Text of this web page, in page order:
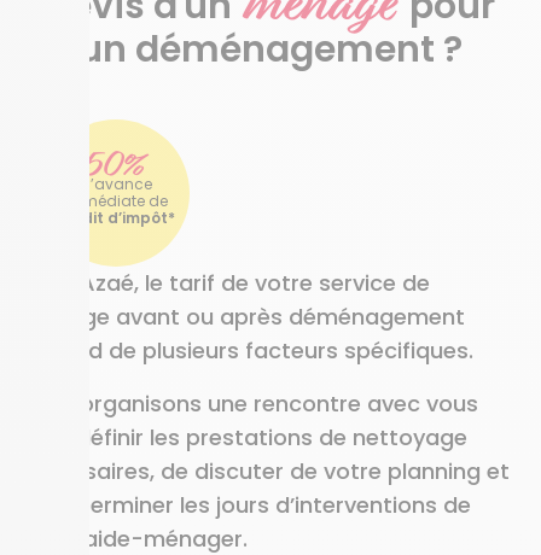
un déménagement ?
50%
d’avance
immédiate de
crédit d’impôt*
Chez Azaé, le tarif de votre service de
ménage avant ou après déménagement
dépend de plusieurs facteurs spécifiques.
Nous organisons une rencontre avec vous
pour définir les prestations de nettoyage
nécessaires, de discuter de votre planning et
de déterminer les jours d’interventions de
votre aide-ménager.